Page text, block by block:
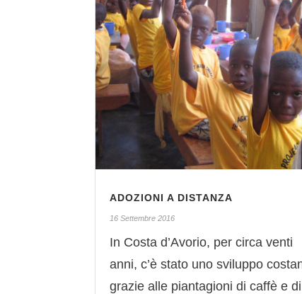
ADOZIONI A DISTANZA
16 Settembre 2016
In Costa d’Avorio, per circa venti
anni, c’è stato uno sviluppo
grazie alle piantagioni di caffè e di